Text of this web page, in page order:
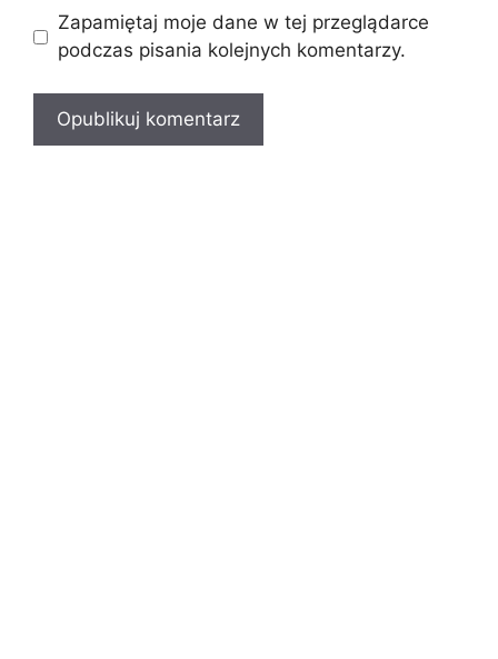
Zapamiętaj moje dane w tej przeglądarce
podczas pisania kolejnych komentarzy.